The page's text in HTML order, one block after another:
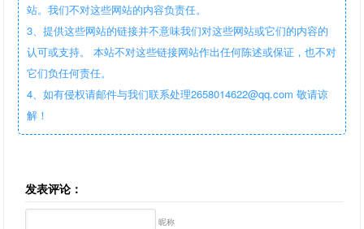
站。我们不对这些网站的内容负责任。
3、提供这些网站的链接并不意味我们对这些网站或它们的内容的
认可或支持。 本站不对这些链接网站作出任何陈述或保证，也不对
它们负任何责任。
4、如有侵权请邮件与我们联系处理2658014622@qq.com 敬请谅
解！
发表评论：
昵称